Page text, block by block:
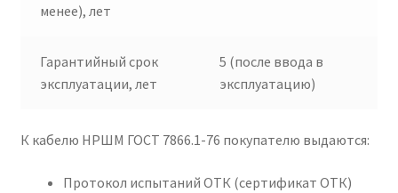
менее), лет
Гарантийный срок
эксплуатации, лет
5 (после ввода в
эксплуатацию)
К кабелю НРШМ ГОСТ 7866.1-76 покупателю выдаются:
Протокол испытаний ОТК (сертификат ОТК)